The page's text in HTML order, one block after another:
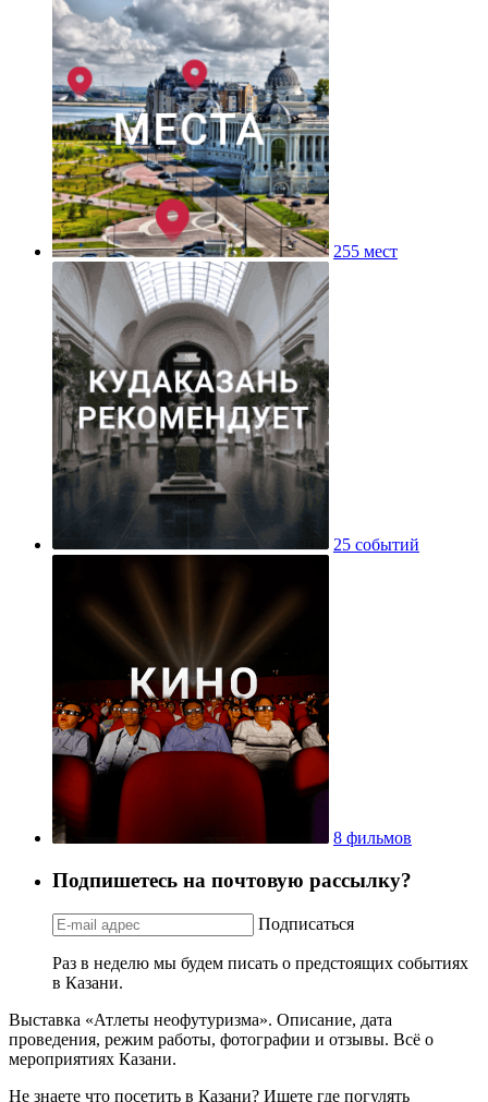
255 мест
25 событий
8 фильмов
Подпишетесь на почтовую рассылку?
Подписаться
Раз в неделю мы будем писать о предстоящих событиях
в Казани.
Выставка «Атлеты неофутуризма». Описание, дата
проведения, режим работы, фотографии и отзывы. Всё о
мероприятиях Казани.
Не знаете что посетить в Казани? Ищете где погулять